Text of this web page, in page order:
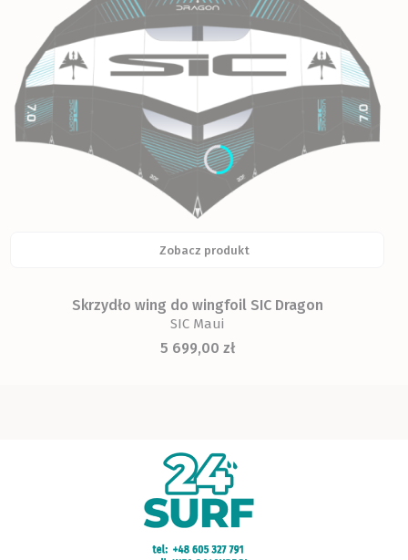
Zobacz produkt
Skrzydło wing do wingfoil SIC Dragon
SIC Maui
Cena
5 699,00 zł